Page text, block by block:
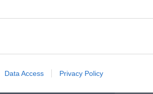
Data Access Privacy Policy